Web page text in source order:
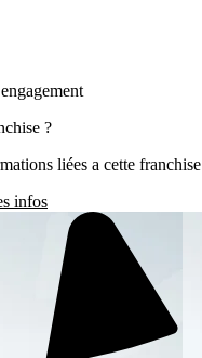
?
liées a cette franchise
infos